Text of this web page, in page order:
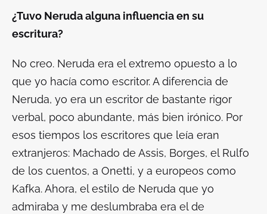
¿Tuvo Neruda alguna influencia en su
escritura?
No creo. Neruda era el extremo opuesto a lo
que yo hacía como escritor. A diferencia de
Neruda, yo era un escritor de bastante rigor
verbal, poco abundante, más bien irónico. Por
esos tiempos los escritores que leía eran
extranjeros: Machado de Assis, Borges, el Rulfo
de los cuentos, a Onetti, y a europeos como
Kafka. Ahora, el estilo de Neruda que yo
admiraba y me deslumbraba era el de